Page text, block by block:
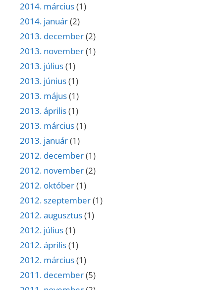
2014. március(1)
2014. január(2)
2013. december(2)
2013. november(1)
2013. július(1)
2013. június(1)
2013. május(1)
2013. április(1)
2013. március(1)
2013. január(1)
2012. december(1)
2012. november(2)
2012. október(1)
2012. szeptember(1)
2012. augusztus(1)
2012. július(1)
2012. április(1)
2012. március(1)
2011. december(5)